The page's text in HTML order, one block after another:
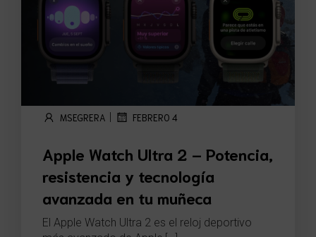
MSEGRERA | FEBRERO 4
Apple Watch Ultra 2 – Potencia,
resistencia y tecnología
avanzada en tu muñeca
El Apple Watch Ultra 2 es el reloj deportivo